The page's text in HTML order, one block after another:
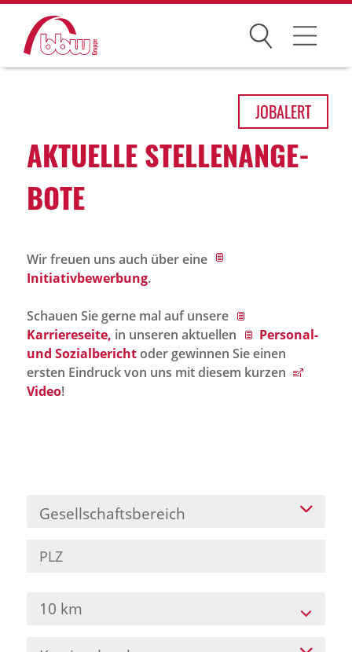
Suchen
Über uns
Historie
bbw als Arbeitgeber
Jobportal
Presse und Medien
Karriere
Presse
News Archiv
JOBALERT
AKTU­ELLE STEL­LEN­AN­GE­
BOTE
Wir freuen uns auch über eine
Initiativbewerbung.
Schauen Sie gerne mal auf unsere
Karriereseite, in unseren aktuellen
Personal-
und Sozialberichtoder gewinnen Sie einen
ersten Eindruck von uns mit diesem kurzen
Video!
Gesellschaftsbereich
10 km